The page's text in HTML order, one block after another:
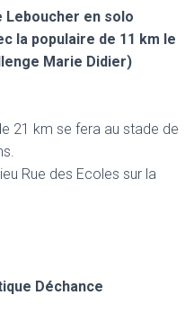
Leboucher en solo
la populaire de 11 km le
Marie Didier)
21 km se fera au stade de
Rue des Ecoles sur la
Déchance